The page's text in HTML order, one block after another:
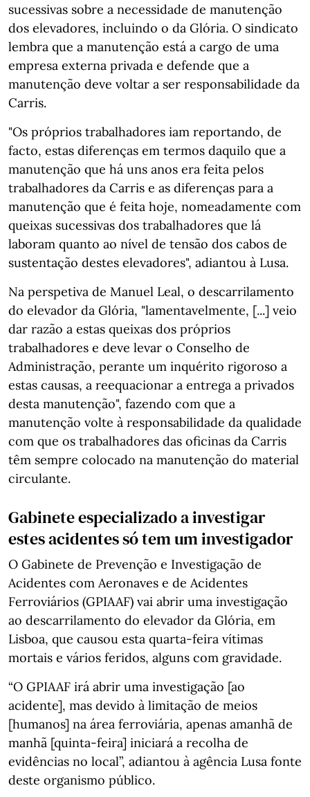
sucessivas sobre a necessidade de manutenção
dos elevadores, incluindo o da Glória. O sindicato
lembra que a manutenção está a cargo de uma
empresa externa privada e defende que a
manutenção deve voltar a ser responsabilidade da
Carris.
"Os próprios trabalhadores iam reportando, de
facto, estas diferenças em termos daquilo que a
manutenção que há uns anos era feita pelos
trabalhadores da Carris e as diferenças para a
manutenção que é feita hoje, nomeadamente com
queixas sucessivas dos trabalhadores que lá
laboram quanto ao nível de tensão dos cabos de
sustentação destes elevadores", adiantou à Lusa.
Na perspetiva de Manuel Leal, o descarrilamento
do elevador da Glória, "lamentavelmente, [...] veio
dar razão a estas queixas dos próprios
trabalhadores e deve levar o Conselho de
Administração, perante um inquérito rigoroso a
estas causas, a reequacionar a entrega a privados
desta manutenção", fazendo com que a
manutenção volte à responsabilidade da qualidade
com que os trabalhadores das oficinas da Carris
têm sempre colocado na manutenção do material
circulante.
Gabinete especializado a investigar
estes acidentes só tem um investigador
O Gabinete de Prevenção e Investigação de
Acidentes com Aeronaves e de Acidentes
Ferroviários (GPIAAF) vai abrir uma investigação
ao descarrilamento do elevador da Glória, em
Lisboa, que causou esta quarta-feira vítimas
mortais e vários feridos, alguns com gravidade.
“O GPIAAF irá abrir uma investigação [ao
acidente], mas devido à limitação de meios
[humanos] na área ferroviária, apenas amanhã de
manhã [quinta-feira] iniciará a recolha de
evidências no local”, adiantou à agência Lusa fonte
deste organismo público.